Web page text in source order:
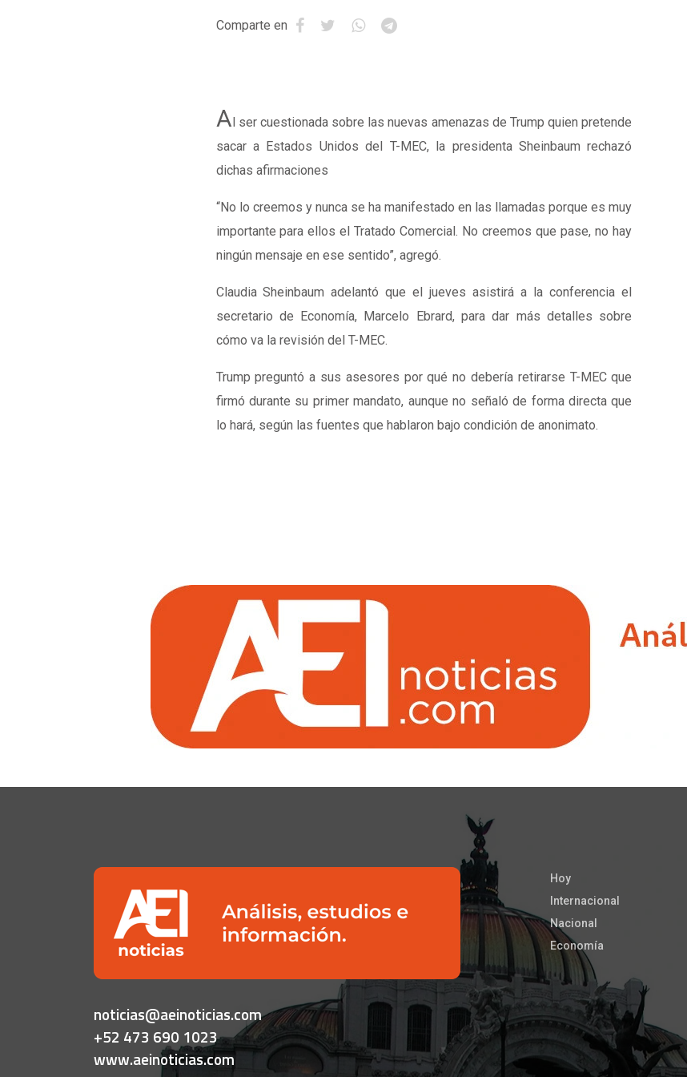
Comparte en
Al ser cuestionada sobre las nuevas amenazas de Trump quien pretende
sacar a Estados Unidos del T-MEC, la presidenta Sheinbaum rechazó
dichas afirmaciones
“No lo creemos y nunca se ha manifestado en las llamadas porque es muy
importante para ellos el Tratado Comercial. No creemos que pase, no hay
ningún mensaje en ese sentido”, agregó.
Claudia Sheinbaum adelantó que el jueves asistirá a la conferencia el
secretario de Economía, Marcelo Ebrard, para dar más detalles sobre
cómo va la revisión del T-MEC.
Trump preguntó a sus asesores por qué no debería retirarse T-MEC que
firmó durante su primer mandato, aunque no señaló de forma directa que
lo hará, según las fuentes que hablaron bajo condición de anonimato.
noticias@aeinoticias.com
+52 473 690 1023
www.aeinoticias.com
Hoy
Internacional
Nacional
Economía